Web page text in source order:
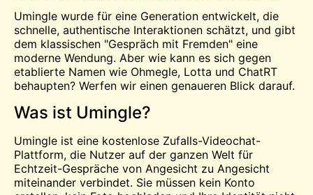
Umingle wurde für eine Generation entwickelt, die
schnelle, authentische Interaktionen schätzt, und gibt
dem klassischen "Gespräch mit Fremden" eine
moderne Wendung. Aber wie kann es sich gegen
etablierte Namen wie Ohmegle, Lotta und ChatRT
behaupten? Werfen wir einen genaueren Blick darauf.
Was ist Umingle?
Umingle ist eine kostenlose Zufalls-Videochat-
Plattform, die Nutzer auf der ganzen Welt für
Echtzeit-Gespräche von Angesicht zu Angesicht
miteinander verbindet. Sie müssen kein Konto